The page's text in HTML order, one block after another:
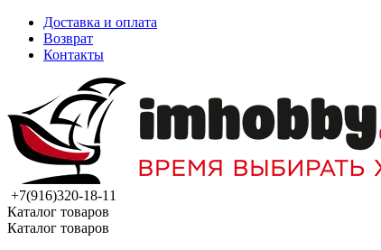
Доставка и оплата
Возврат
Контакты
+7(916)320-18-11
Каталог товаров
Каталог товаров